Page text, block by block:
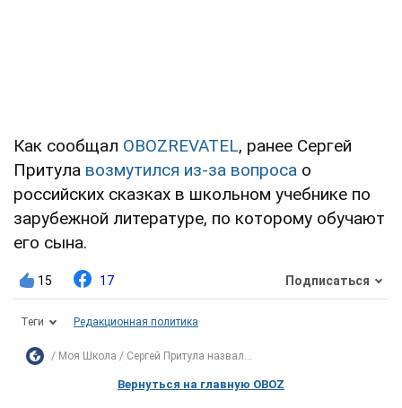
Как сообщал OBOZREVATEL, ранее Сергей
Притула возмутился из-за вопроса о
российских сказках в школьном учебнике по
зарубежной литературе, по которому обучают
его сына.
15 17 Подписаться
Теги Редакционная политика
Моя Школа Сергей Притула назвал...
Вернуться на главную OBOZ